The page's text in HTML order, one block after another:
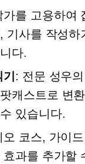
가를 고용하여
기사를 작성하
다.
: 전문 성우
캐스트로 변
있습니다.
오 코스, 가이
과를 추가할